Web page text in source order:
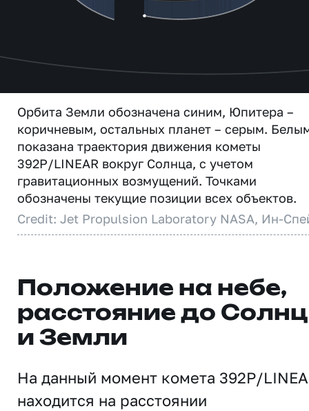
Орбита Земли обозначена синим, Юпитера –
коричневым, остальных планет – серым.
показана траектория движения кометы
392P/LINEAR вокруг Солнца, с учетом
гравитационных возмущений. Точками
обозначены текущие позиции всех объектов.
Credit: Jet Propulsion Laboratory NASA, Ин-
Положение на небе,
расстояние до
и Земли
На данный момент комета 392P/
находится на расстоянии